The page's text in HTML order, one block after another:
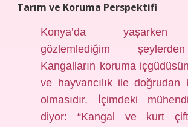
Tarım ve Koruma Perspektifi
Konya’da yaşarken
gözlemlediğim
Kangalların koruma
ve hayvancılık ile doğrudan
olmasıdır. İçimdeki
diyor: “Kangal ve kurt